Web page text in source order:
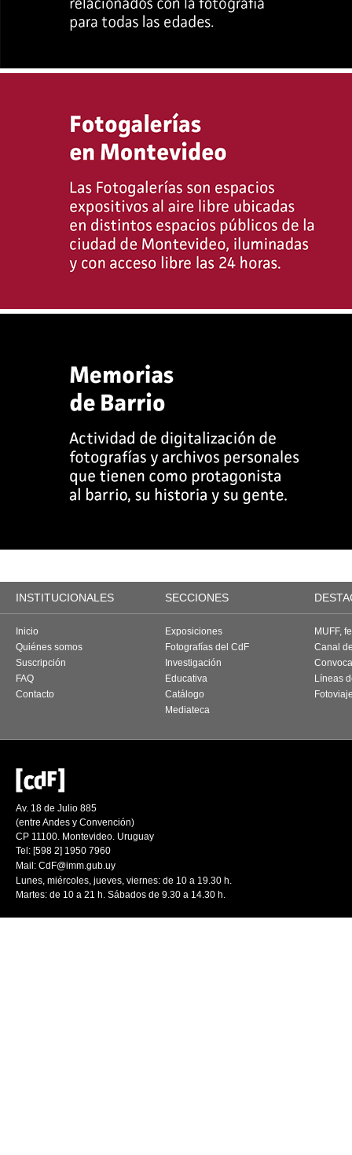
INSTITUCIONALES SECCIONES
Inicio
Quiénes somos
Suscripción
FAQ
Contacto
Exposiciones
Fotografías del CdF
Investigación
Educativa
Catálogo
Mediateca
MUFF,
Canal
Líneas
Av. 18 de Julio 885
(entre Andes y Convención)
CP 11100. Montevideo. Uruguay
Tel: [598 2] 1950 7960
Mail: CdF@imm.gub.uy
Lunes, miércoles, jueves, viernes: de 10 a 19.30 h.
Martes: de 10 a 21 h. Sábados de 9.30 a 14.30 h.